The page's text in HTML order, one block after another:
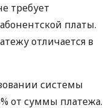
требует
платы.
отличается в
системы
от суммы платежа.